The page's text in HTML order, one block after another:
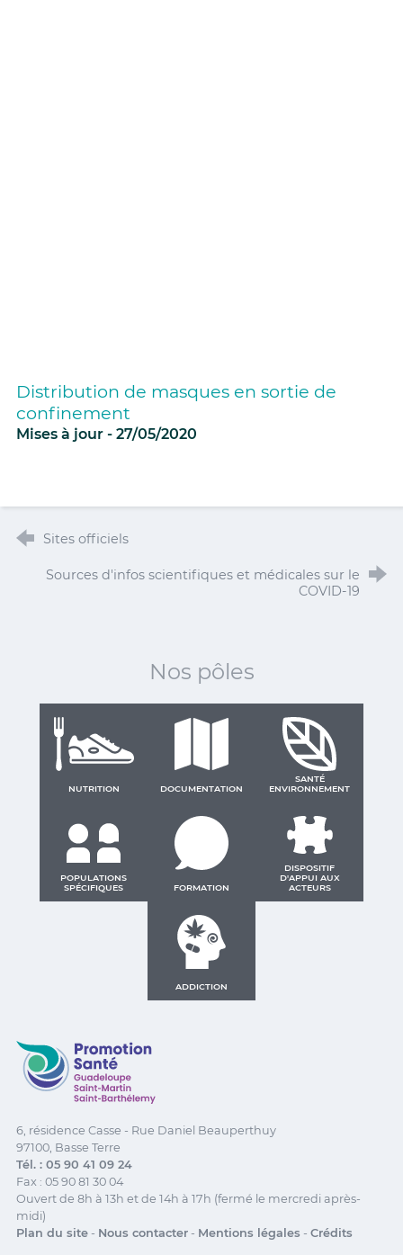
Distribution de masques en sortie de
confinement
Mises à jour - 27/05/2020
Sites officiels
Sources d'infos scientifiques et médicales sur le
COVID-19
Nos pôles
NUTRITION DOCUMENTATION
SANTÉ
ENVIRONNEMENT
POPULATIONS
SPÉCIFIQUES
FORMATION
DISPOSITIF
D'APPUI AUX
ACTEURS
ADDICTION
Promotion Santé Guadeloupe, Saint-Martin, Saint
6, résidence Casse - Rue Daniel Beauperthuy
97100, Basse Terre
Tél. : 05 90 41 09 24
Fax : 05 90 81 30 04
Ouvert de 8h à 13h et de 14h à 17h (fermé le mercredi après-
midi)
Plan du site- Nous contacter- Mentions légales - Crédits